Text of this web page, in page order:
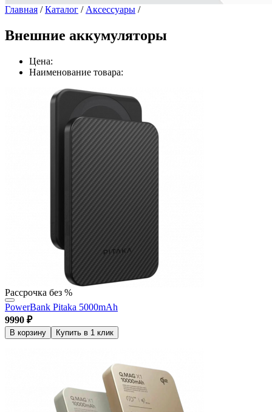
Главная / Каталог / Аксессуары /
Внешние аккумуляторы
Цена:
Наименование товара:
Рассрочка без %
PowerBank Pitaka 5000mAh
9990 ₽
В корзину Купить в 1 клик